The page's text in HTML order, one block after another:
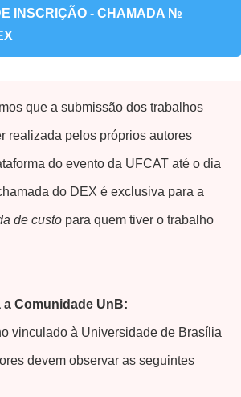
INSCRIÇÃO - CHAMADA №
que a submissão dos trabalhos
realizada pelos próprios autores
do evento da UFCAT até o dia
do DEX é exclusiva para a
de custo para quem tiver o trabalho
Comunidade UnB:
vinculado à Universidade de Brasília
devem observar as seguintes